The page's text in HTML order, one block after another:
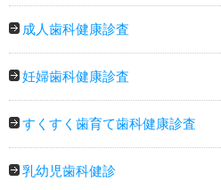
成人歯科健康診査
妊婦歯科健康診査
すくすく歯育て歯科健康診査
乳幼児歯科健診